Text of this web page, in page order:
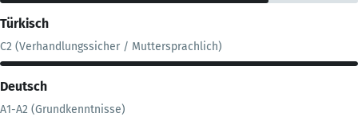
Türkisch
C2 (Verhandlungssicher / Muttersprachlich)
Deutsch
A1-A2 (Grundkenntnisse)